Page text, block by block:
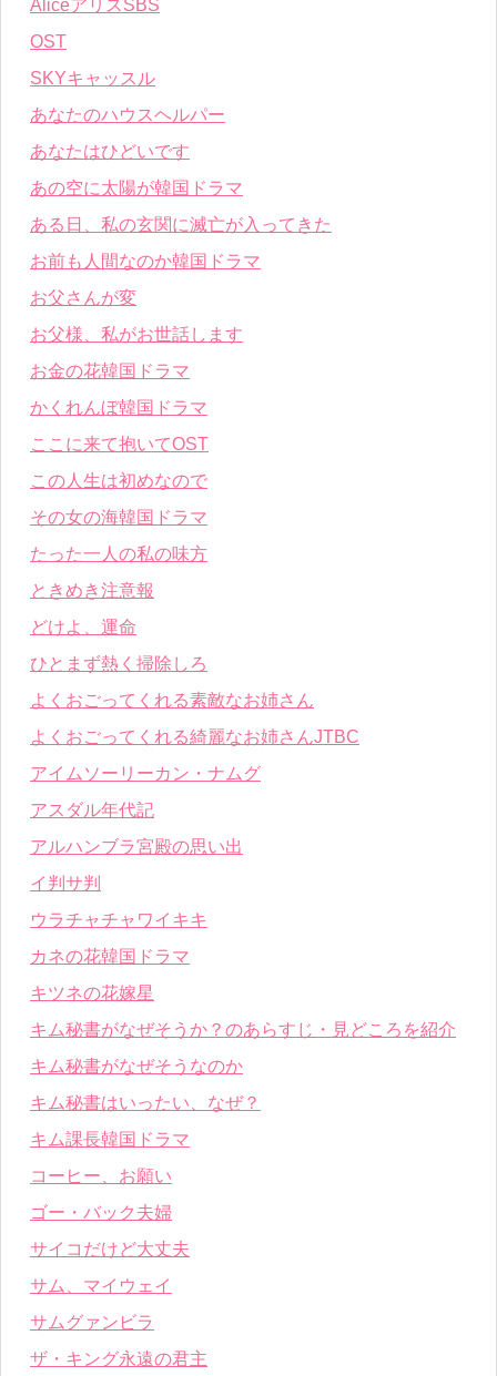
AliceアリスSBS
OST
SKYキャッスル
あなたのハウスヘルパー
あなたはひどいです
あの空に太陽が韓国ドラマ
ある日、私の玄関に滅亡が入ってきた
お前も人間なのか韓国ドラマ
お父さんが変
お父様、私がお世話します
お金の花韓国ドラマ
かくれんぼ韓国ドラマ
ここに来て抱いてOST
この人生は初めなので
その女の海韓国ドラマ
たった一人の私の味方
ときめき注意報
どけよ、運命
ひとまず熱く掃除しろ
よくおごってくれる素敵なお姉さん
よくおごってくれる綺麗なお姉さんJTBC
アイムソーリーカン・ナムグ
アスダル年代記
アルハンブラ宮殿の思い出
イ判サ判
ウラチャチャワイキキ
カネの花韓国ドラマ
キツネの花嫁星
キム秘書がなぜそうか？のあらすじ・見どころを紹介
キム秘書がなぜそうなのか
キム秘書はいったい、なぜ？
キム課長韓国ドラマ
コーヒー、お願い
ゴー・バック夫婦
サイコだけど大丈夫
サム、マイウェイ
サムグァンビラ
ザ・キング永遠の君主